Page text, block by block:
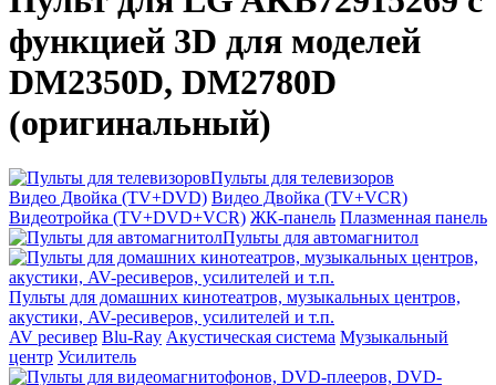
функцией 3D для моделей
DM2350D, DM2780D
(оригинальный)
Пульты для телевизоров
Видео Двойка (TV+DVD) Видео Двойка (TV+VCR)
Видеотройка (TV+DVD+VCR) ЖК-панель Плазменная панель
Пульты для автомагнитол
Пульты для домашних кинотеатров, музыкальных центров,
акустики, AV-ресиверов, усилителей и т.п.
AV ресивер Blu-Ray Акустическая система Музыкальный
центр Усилитель